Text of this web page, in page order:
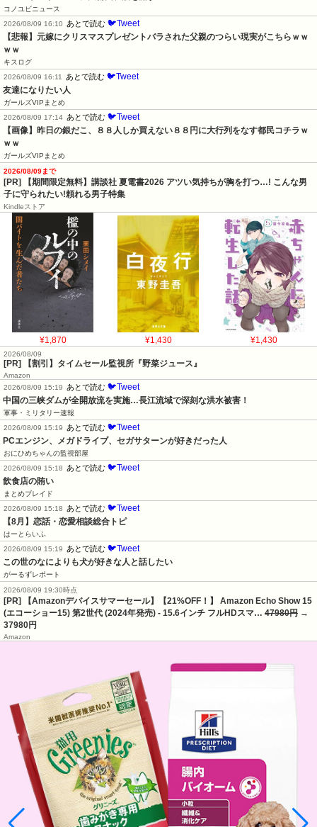
コノユビニュース
2026/08/09 16:10
あとで読む 🐦Tweet
【悲報】元嫁にクリスマスプレゼントバラされた父親のつらい現実がこちらｗｗ
ｗｗ
キスログ
2026/08/09 16:11
あとで読む 🐦Tweet
友達になりたい人
ガールズVIPまとめ
2026/08/09 17:14 あとで読む 🐦Tweet
【画像】昨日の銀だこ、８８人しか買えない８８円に大行列をなす都民コチラｗ
ｗｗ
ガールズVIPまとめ
2026/08/09まで
[PR] 【期間限定無料】講談社 夏電書2026 アツい気持ちが胸を打つ…! こんな男
子に守られたい!頼れる男子特集
Kindleストア
¥1,870 ¥1,430 ¥1,430
2026/08/09
[PR] 【割引】タイムセール監視所『野菜ジュース』
Amazon
2026/08/09 15:19
あとで読む 🐦Tweet
中国の三峡ダムが全開放流を実施…長江流域で深刻な洪水被害！
軍事・ミリタリー速報
2026/08/09 15:19
あとで読む 🐦Tweet
PCエンジン、メガドライブ、セガサターンが好きだった人
おにひめちゃんの監視部屋
2026/08/09 15:18
あとで読む 🐦Tweet
飲食店の賄い
まとめブレイド
2026/08/09 15:18
あとで読む 🐦Tweet
【8月】恋話・恋愛相談総合トピ
はーとらいふ
2026/08/09 15:19
あとで読む 🐦Tweet
この世のなによりも犬が好きな人と話したい
がーるずレポート
2026/08/09 19:30時点
[PR] 【Amazonデバイスサマーセール】【21%OFF！】 Amazon Echo Show 15
(エコーショー15) 第2世代 (2024年発売) - 15.6インチ フルHDスマ… 47980円 →
37980円
Amazon